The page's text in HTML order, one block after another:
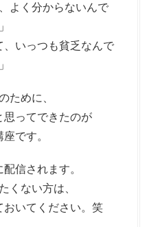
よく分からないんで
、いっつも貧乏なんで
ために、
思ってできたのが
です。
信されます。
くない方は、
おいてください。笑